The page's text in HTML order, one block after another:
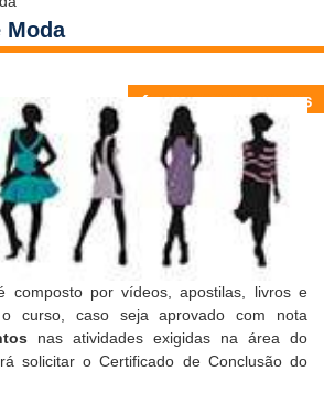
Moda
composto por vídeos, apostilas, livros e
curso, caso seja aprovado com nota
nas atividades exigidas na área do
solicitar oCertificado de Conclusão do